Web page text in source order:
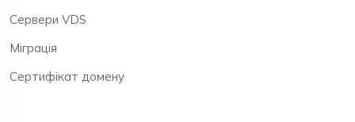
Сервери VDS
Міграція
Сертифікат домену